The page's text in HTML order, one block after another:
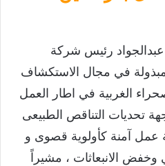
رئيس شركة
في مجال الاستكشاف
الغربية في اطار العمل
تحديات التناقص الطبيعى
عمل آمنة كأولوية قصوى و
وخفض الانبعاثات ، مشيراً